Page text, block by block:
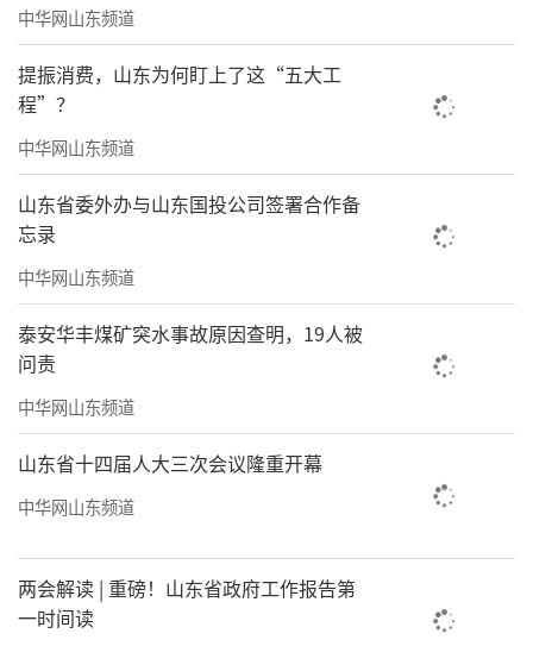
中华网山东频道
提振消费，山东为何盯上了这“五大工
程”？
中华网山东频道
山东省委外办与山东国投公司签署合作备
忘录
中华网山东频道
泰安华丰煤矿突水事故原因查明，19人被
问责
中华网山东频道
山东省十四届人大三次会议隆重开幕
中华网山东频道
两会解读 | 重磅！山东省政府工作报告第
一时间读